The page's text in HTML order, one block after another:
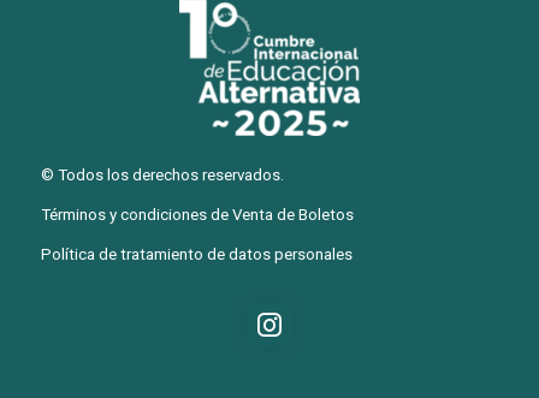
© Todos los derechos reservados.
Términos y condiciones de Venta de Boletos
Política de tratamiento de datos personales